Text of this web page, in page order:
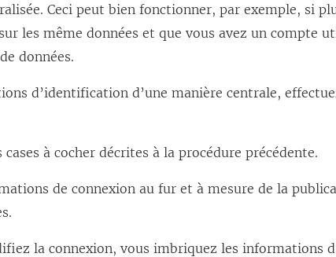
Ceci peut bien fonctionner, par exemple, si
les même données et que vous avez un compte
données.
d’identification d’une manière centrale,
cases à cocher décrites à la procédure précédente.
de connexion au fur et à mesure de la
la connexion, vous imbriquez les informations